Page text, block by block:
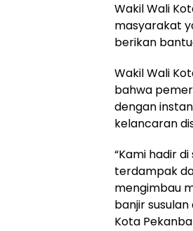
Wakil Wali
masyarakat
berikan
Wakil Wali
bahwa
dengan
kelancaran
“Kami hadir
terdampak
mengimbau
banjir
Kota